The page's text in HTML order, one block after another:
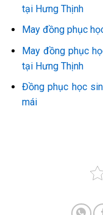
tại Hưng Thịnh
May đồng phục
May đồng phục
tại Hưng Thịnh
Đồng phục học
mái